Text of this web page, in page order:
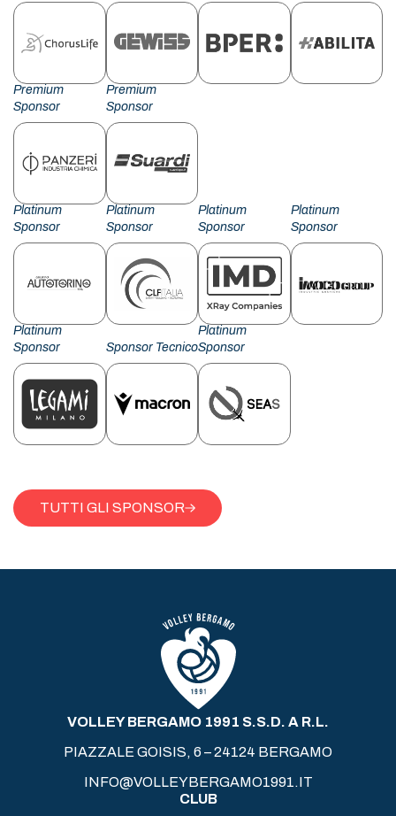
Premium
Sponsor
Premium
Sponsor
Platinum
Sponsor
Platinum
Sponsor
Platinum
Sponsor
Platinum
Sponsor
Platinum
Sponsor
Sponsor Tecnico
Platinum
Sponsor
TUTTI GLI SPONSOR
VOLLEY BERGAMO 1991 S.S.D. A R.L.
PIAZZALE GOISIS, 6 – 24124 BERGAMO
INFO@VOLLEYBERGAMO1991.IT
CLUB